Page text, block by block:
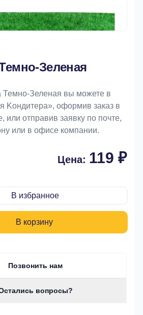
Зеленая
Темно-Зеленая вы можете в
Koндитeрa», оформив заказ в
или отправив заявку по почте,
или в офисе компании.
Цена: 119 ₽
В избранное
В корзину
Позвонить нам
вопросы?